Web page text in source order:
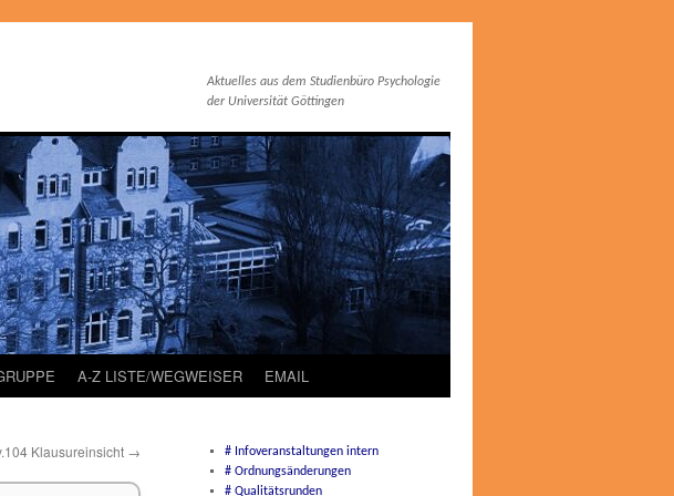
Aktuelles aus dem Studienbüro Psychologie
der Universität Göttingen
A-Z LISTE/WEGWEISER EMAIL
Klausureinsicht →
# Infoveranstaltungen intern
# Ordnungsänderungen
# Qualitätsrunden